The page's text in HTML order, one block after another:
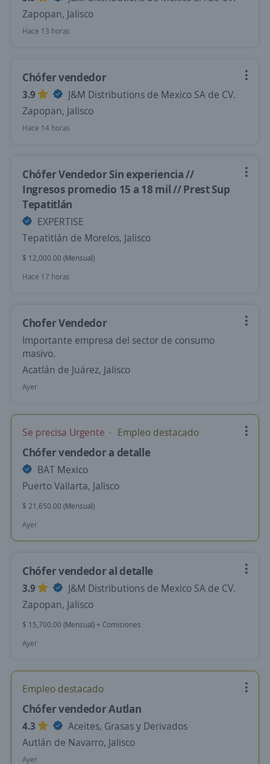
Zapopan, Jalisco
Hace 13 horas
Chófer vendedor
3.9
J&M Distributions de Mexico SA de CV.
Zapopan, Jalisco
Hace 14 horas
Chófer Vendedor Sin experiencia //
Ingresos promedio 15 a 18 mil // Prest Sup
Tepatitlán
EXPERTISE
Tepatitlán de Morelos, Jalisco
$ 12,000.00 (Mensual)
Hace 17 horas
Chofer Vendedor
Importante empresa del sector de consumo
masivo.
Acatlán de Juárez, Jalisco
Ayer
Se precisa Urgente Empleo destacado
Chófer vendedor a detalle
BAT Mexico
Puerto Vallarta, Jalisco
$ 21,650.00 (Mensual)
Ayer
Chófer vendedor al detalle
3.9
J&M Distributions de Mexico SA de CV.
Zapopan, Jalisco
$ 15,700.00 (Mensual) + Comisiones
Ayer
Empleo destacado
Chófer vendedor Autlan
4.3
Aceites, Grasas y Derivados
Autlán de Navarro, Jalisco
Ayer